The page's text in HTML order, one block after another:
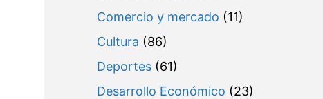
Comercio y mercado (11)
Cultura (86)
Deportes(61)
Desarrollo Económico (23)